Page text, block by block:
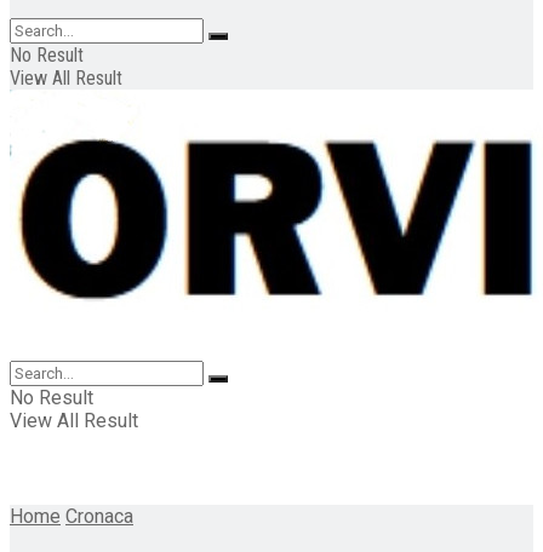
No Result
View All Result
No Result
View All Result
Home Cronaca